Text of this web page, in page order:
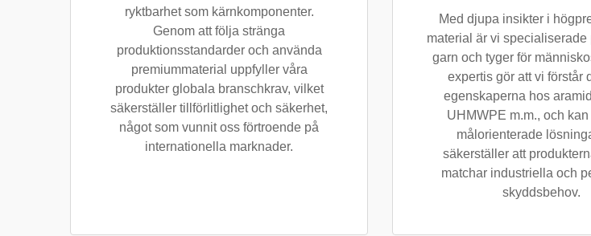
ryktbarhet som kärnkomponenter.
Genom att följa stränga
produktionsstandarder och använda
premiummaterial uppfyller våra
produkter globala branschkrav, vilket
säkerställer tillförlitlighet och säkerhet,
något som vunnit oss förtroende på
internationella marknader.
Med djupa insikter i
material är vi specialiserade
garn och tyger för
expertis gör att vi förstår
egenskaperna hos
UHMWPE m.m., och
målorienterade
säkerställer att
matchar industriella och
skyddsbehov.